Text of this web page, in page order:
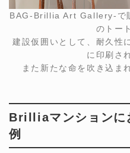
BAG-Brillia Art Gallery-で
のトー
建設仮囲いとして、耐久性
に印刷さ
また新たな命を吹き込ま
Brilliaマンションに
例